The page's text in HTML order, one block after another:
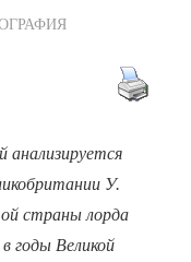
анализируется
У.
страны лорда
годы Великой